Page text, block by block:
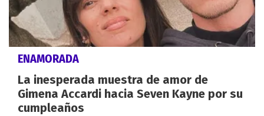
ENAMORADA
La inesperada muestra de amor de
Gimena Accardi hacia Seven Kayne por su
cumpleaños